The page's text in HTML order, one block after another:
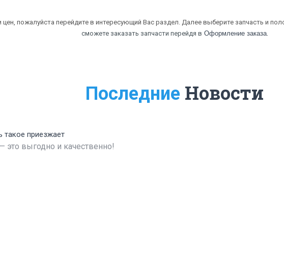
пожалуйста перейдите в интересующий Вас раздел. Далее выберите запчасть и
сможете заказать запчасти перейдя в Оформление заказа.
Последние Новости
такое приезжает
это выгодно и качественно!